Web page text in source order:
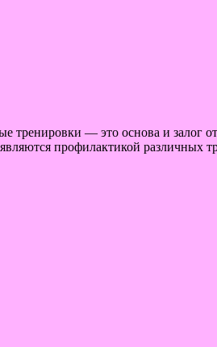
тренировки — это основа и залог
профилактикой различных